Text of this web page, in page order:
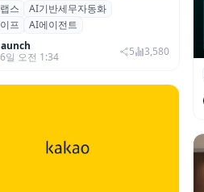
랩스, 스트라이프 출신 이창헌 영
전략 AI 에이전트 개발 본격화
스
AI기반세무자동화
프
AI에이전트
일 오전 1:34
5 3,580